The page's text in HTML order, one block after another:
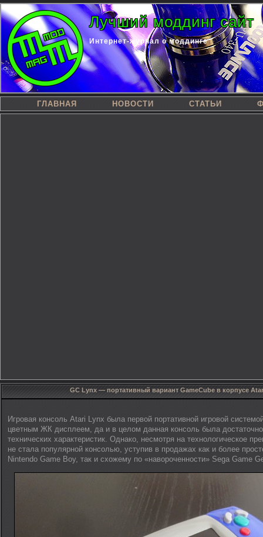
Лучший моддинг сайт
Интернет-журнал о моддинге
ГЛАВНАЯ НОВОСТИ СТАТЬИ
GC Lynx — портативный вариант GameCube в корпусе
Игровая консоль Atari Lynx была первой портативной игровой
цветным ЖК дисплеем, да и в целом данная консоль была
технических характеристик. Однако, несмотря на технологическое
не стала популярной консолью, уступив в продажах как и более
Nintendo Game Boy, так и схожему по «навороченности» Sega Game